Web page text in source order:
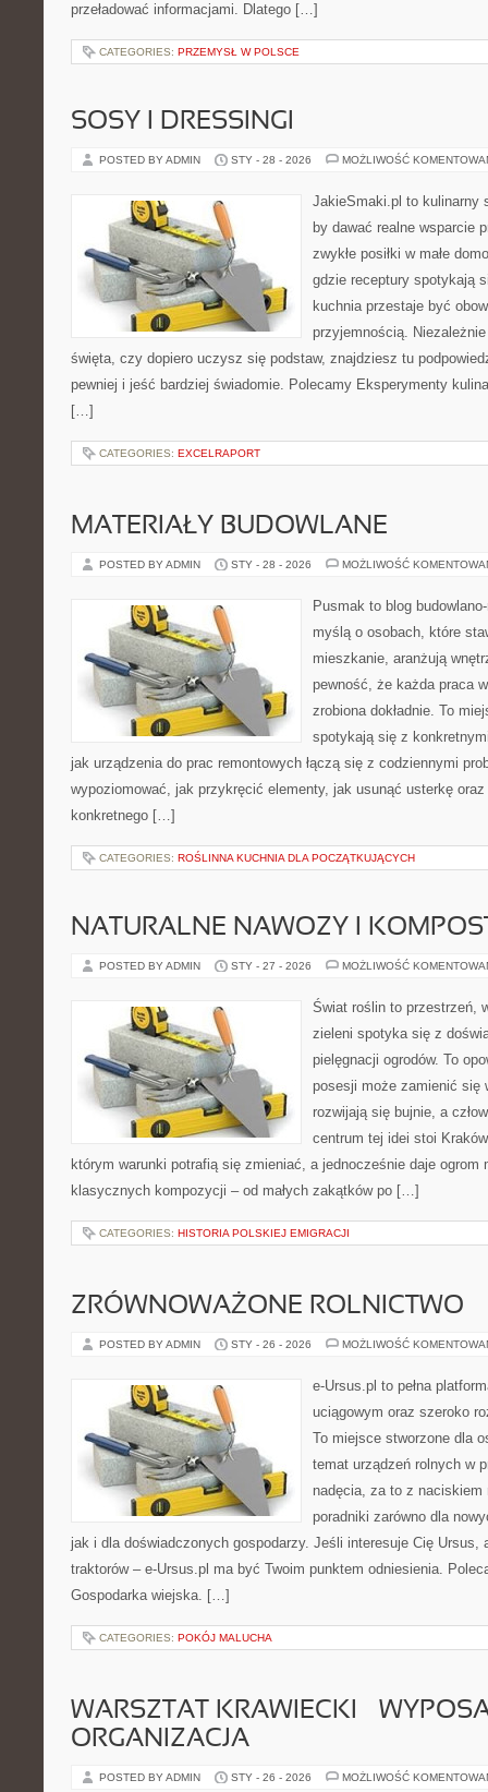
przeładować informacjami. Dlatego […]
CATEGORIES: PRZEMYSŁ W POLSCE
SOSY I DRESSINGI
POSTED BY ADMIN STY - 28 - 2026 MOŻLIWOŚĆ
JakieSmaki.pl to kulinarny
by dawać realne wsparcie
zwykłe posiłki w małe
gdzie receptury spotykają
kuchnia przestaje być
przyjemnością.
święta, czy dopiero uczysz się podstaw, znajdziesz tu
pewniej i jeść bardziej świadomie. Polecamy Eksperymenty
[…]
CATEGORIES: EXCELRAPORT
MATERIAŁY BUDOWLANE
POSTED BY ADMIN STY - 28 - 2026 MOŻLIWOŚĆ
Pusmak to blog
myślą o osobach, które
mieszkanie, aranżują
pewność, że każda praca
zrobiona dokładnie. To
spotykają się z
jak urządzenia do prac remontowych łączą się z codziennymi
wypoziomować, jak przykręcić elementy, jak usunąć usterkę
konkretnego […]
CATEGORIES: ROŚLINNA KUCHNIA DLA POCZĄTKUJĄCYCH
NATURALNE NAWOZY I
POSTED BY ADMIN STY - 27 - 2026 MOŻLIWOŚĆ
Świat roślin to przestrzeń,
zieleni spotyka się z
pielęgnacji ogrodów. To
posesji może zamienić się
rozwijają się bujnie, a
centrum tej idei stoi
którym warunki potrafią się zmieniać, a jednocześnie daje ogrom
klasycznych kompozycji – od małych zakątków po […]
CATEGORIES: HISTORIA POLSKIEJ EMIGRACJI
ZRÓWNOWAŻONE ROLNICTWO
POSTED BY ADMIN STY - 26 - 2026 MOŻLIWOŚĆ
e-Ursus.pl to pełna
uciągowym oraz szeroko
To miejsce stworzone dla
temat urządzeń rolnych w
nadęcia, za to z
poradniki zarówno dla
jak i dla doświadczonych gospodarzy. Jeśli interesuje Cię Ursus,
traktorów – e-Ursus.pl ma być Twoim punktem odniesienia.
Gospodarka wiejska. […]
CATEGORIES: POKÓJ MALUCHA
WARSZTAT KRAWIECKI –
ORGANIZACJA
POSTED BY ADMIN STY - 26 - 2026 MOŻLIWOŚĆ